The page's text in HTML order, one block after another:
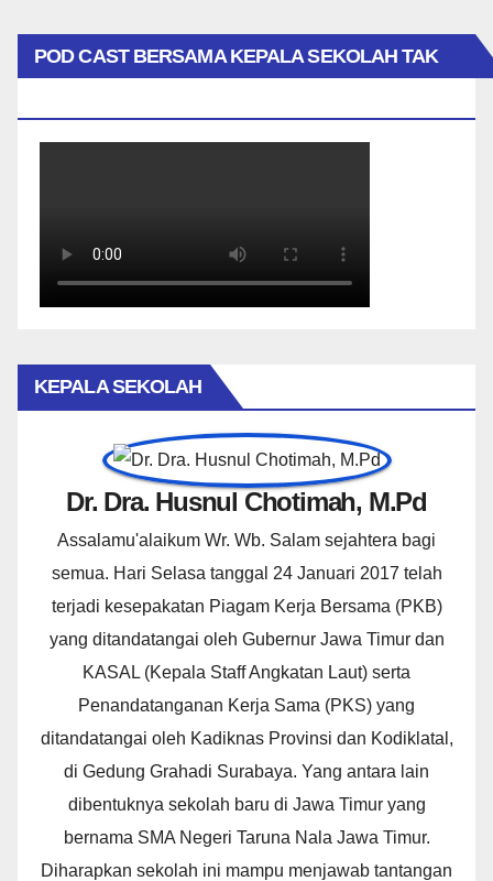
POD CAST BERSAMA KEPALA SEKOLAH TAK
KEPALA SEKOLAH
Dr. Dra. Husnul Chotimah, M.Pd
Assalamu'alaikum Wr. Wb. Salam sejahtera bagi
semua. Hari Selasa tanggal 24 Januari 2017 telah
terjadi kesepakatan Piagam Kerja Bersama (PKB)
yang ditandatangai oleh Gubernur Jawa Timur dan
KASAL (Kepala Staff Angkatan Laut) serta
Penandatanganan Kerja Sama (PKS) yang
ditandatangai oleh Kadiknas Provinsi dan Kodiklatal,
di Gedung Grahadi Surabaya. Yang antara lain
dibentuknya sekolah baru di Jawa Timur yang
bernama SMA Negeri Taruna Nala Jawa Timur.
Diharapkan sekolah ini mampu menjawab tantangan